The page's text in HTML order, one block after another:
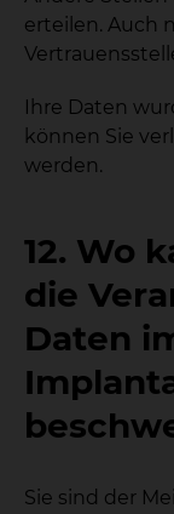
erteilen. Auch
Ihre Daten
können Sie
werden.
12. Wo
die
Daten
Sie sind der